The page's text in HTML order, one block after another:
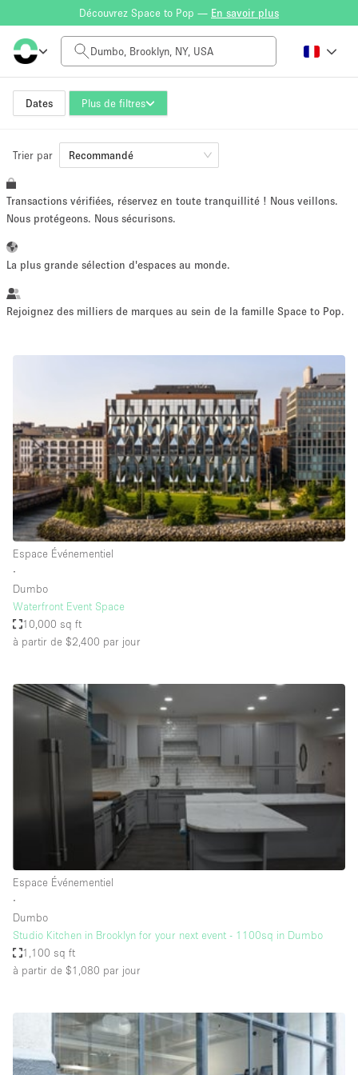
Découvrez Space to Pop — En savoir plus
Dates Plus de filtres
Tarif à la journée
$0
Taille de l'espace
~ 13 personnes
Vente au
Showroom Événement Art Alimentation
Séance de
photo
Conférence Réunion Bureaux
Local
Commercial
Partagé
Type de l'espace
Atelier
Autre
Boutique / Magasin
Boutique en Partage
Bureaux
Camion / Fourgon
Commerce
Container
Entrepôt / Espace Stockage / Box
Espace Atypique / Unique
Espace Publicitaire
Espace Événementiel
Kiosque / Stand / Corner
Lobby / Accueil
Trier par Recommandé
Transactions vérifiées, réservez en toute tranquillité ! Nous veillons.
Nous protégeons. Nous sécurisons.
La plus grande sélection d'espaces au monde.
Rejoignez des milliers de marques au sein de la famille Space to Pop.
Espace Événementiel
∙
Dumbo
Waterfront Event Space
10,000 sq ft
à partir de $2,400 par jour
Espace Événementiel
∙
Dumbo
Studio Kitchen in Brooklyn for your next event - 1100sq in Dumbo
1,100 sq ft
à partir de $1,080 par jour